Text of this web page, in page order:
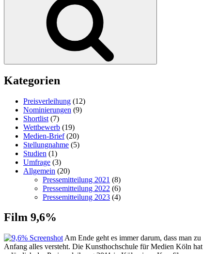
Kategorien
Preisverleihung (12)
Nominierungen (9)
Shortlist (7)
Wettbewerb (19)
Medien-Brief(20)
Stellungnahme (5)
Studien (1)
Umfrage (3)
Allgemein (20)
Pressemitteilung 2021 (8)
Pressemitteilung 2022 (6)
Pressemitteilung 2023 (4)
Film 9,6%
Am Ende geht es immer darum, dass man zu
Anfang alles versteht. Die Kunsthochschule für Medien Köln hat